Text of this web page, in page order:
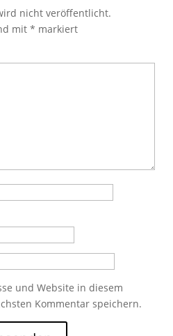
nicht veröffentlicht.
mit * markiert
und Website in diesem
Kommentar speichern.